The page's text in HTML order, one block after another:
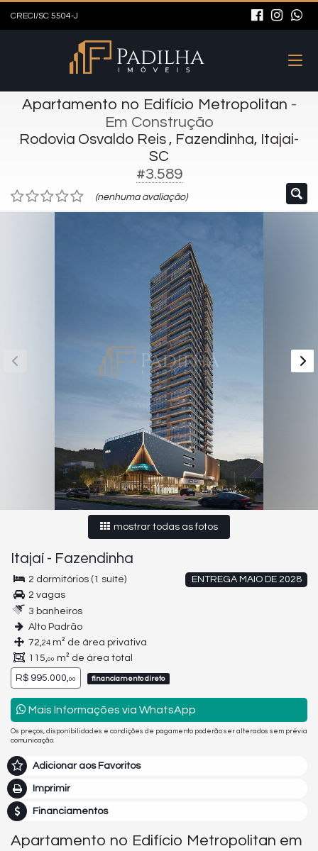
CRECI/SC 5504-J
Apartamento no Edifício Metropolitan -
Em Construção
Rodovia Osvaldo Reis , Fazendinha, Itajai-
SC
#3.589
(nenhuma avaliação)
mostrar todas as fotos
Itajaí - Fazendinha
ENTREGA MAIO DE 2028
2 dormitórios (1 suíte)
2 vagas
3 banheiros
Alto Padrão
72,24 m² de área privativa
115,00 m² de área total
R$ 995.000,00 financiamento direto
Mais Informações via WhatsApp
Os preços, disponibilidades e condições de pagamento poderão ser alterados sem prévia
comunicação.
Adicionar aos Favoritos
Imprimir
Financiamentos
Apartamento no Edifício Metropolitan em